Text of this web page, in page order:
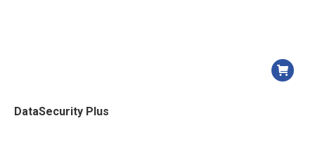
DataSecurity Plus